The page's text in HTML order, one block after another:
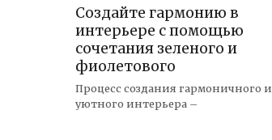
Создайте гармонию в
интерьере с помощью
сочетания зеленого и
фиолетового
Процесс создания гармоничного и
уютного интерьера –